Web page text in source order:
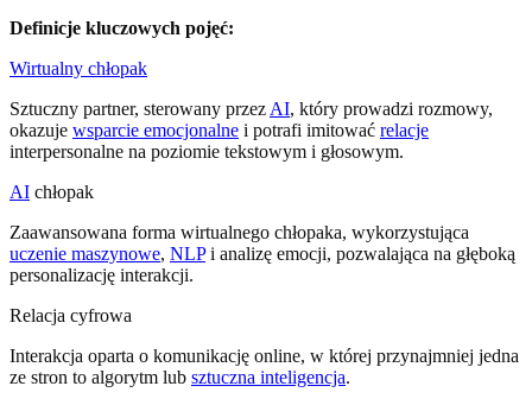
Definicje kluczowych pojęć:
Wirtualny chłopak
Sztuczny partner, sterowany przez AI, który prowadzi rozmowy,
okazuje wsparcie emocjonalne i potrafi imitować relacje
interpersonalne na poziomie tekstowym i głosowym.
AI chłopak
Zaawansowana forma wirtualnego chłopaka, wykorzystująca
uczenie maszynowe, NLPi analizę emocji, pozwalająca na głęboką
personalizację interakcji.
Relacja cyfrowa
Interakcja oparta o komunikację online, w której przynajmniej jedna
ze stron to algorytm lub sztuczna inteligencja.